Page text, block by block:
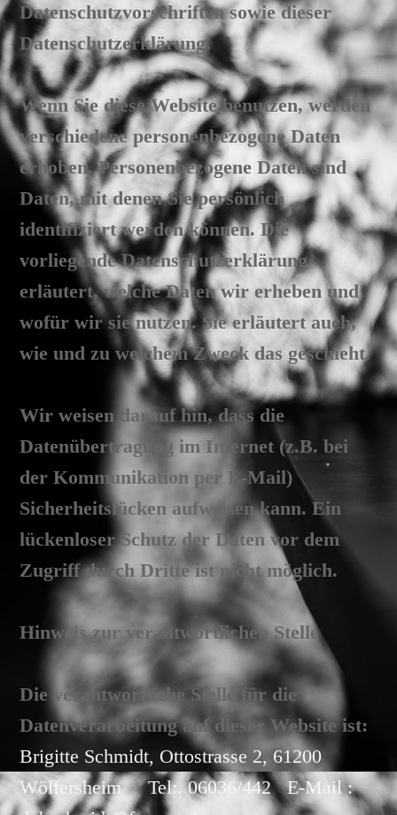
Datenschutzvorschriften sowie dieser
Datenschutzerklärung.
Wenn Sie diese Website benutzen, werden
verschiedene personenbezogene Daten
erhoben. Personenbezogene Daten sind
Daten, mit denen Sie persönlich
identifiziert werden können. Die
vorliegende Datenschutzerklärung
erläutert, welche Daten wir erheben und
wofür wir sie nutzen. Sie erläutert auch,
wie und zu welchem Zweck das geschieht.
Wir weisen darauf hin, dass die
Datenübertragung im Internet (z.B. bei
der Kommunikation per E-Mail)
Sicherheitslücken aufweisen kann. Ein
lückenloser Schutz der Daten vor dem
Zugriff durch Dritte ist nicht möglich.
Hinweis zur verantwortlichen Stelle
Die verantwortliche Stelle für die
Datenverarbeitung auf dieser Website ist:
Brigitte Schmidt, Ottostrasse 2, 61200
Wölfersheim Tel:. 06036/442 E-Mail :